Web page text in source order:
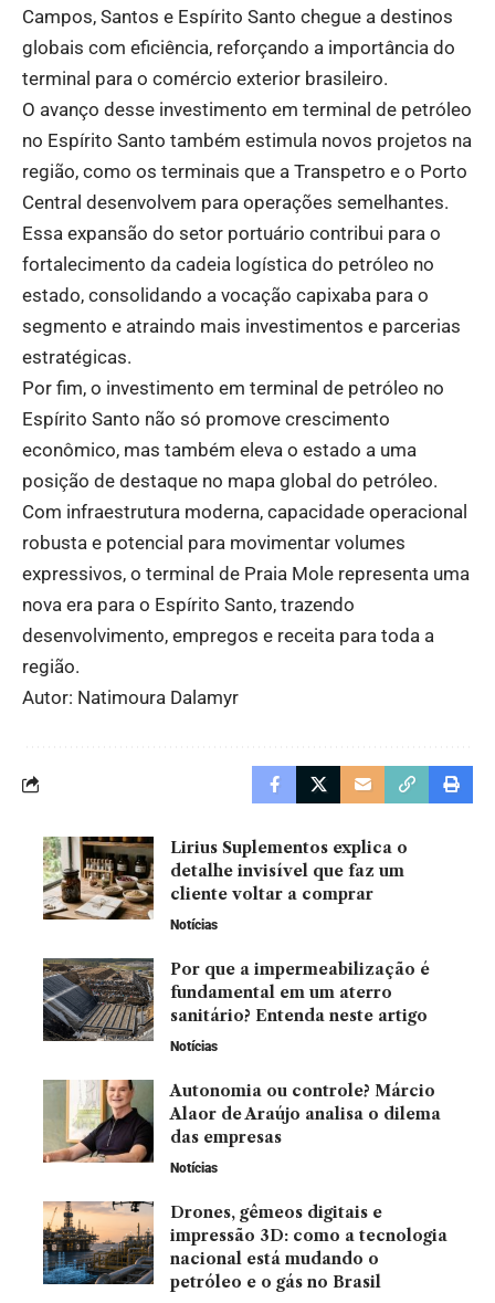
Campos, Santos e Espírito Santo chegue a destinos
globais com eficiência, reforçando a importância do
terminal para o comércio exterior brasileiro.
O avanço desse investimento em terminal de petróleo
no Espírito Santo também estimula novos projetos na
região, como os terminais que a Transpetro e o Porto
Central desenvolvem para operações semelhantes.
Essa expansão do setor portuário contribui para o
fortalecimento da cadeia logística do petróleo no
estado, consolidando a vocação capixaba para o
segmento e atraindo mais investimentos e parcerias
estratégicas.
Por fim, o investimento em terminal de petróleo no
Espírito Santo não só promove crescimento
econômico, mas também eleva o estado a uma
posição de destaque no mapa global do petróleo.
Com infraestrutura moderna, capacidade operacional
robusta e potencial para movimentar volumes
expressivos, o terminal de Praia Mole representa uma
nova era para o Espírito Santo, trazendo
desenvolvimento, empregos e receita para toda a
região.
Autor: Natimoura Dalamyr
Lirius Suplementos explica o
detalhe invisível que faz um
cliente voltar a comprar
Notícias
Por que a impermeabilização é
fundamental em um aterro
sanitário? Entenda neste artigo
Notícias
Autonomia ou controle? Márcio
Alaor de Araújo analisa o dilema
das empresas
Notícias
Drones, gêmeos digitais e
impressão 3D: como a tecnologia
nacional está mudando o
petróleo e o gás no Brasil